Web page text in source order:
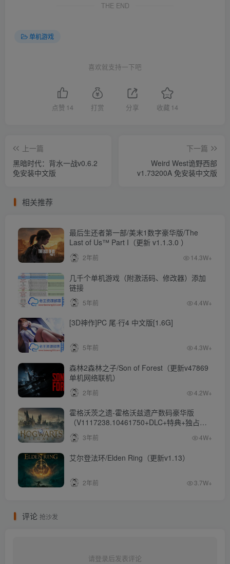
THE END
单机游戏
喜欢就支持一下吧
点赞 14 打赏 分享 收藏 14
上一篇
黑暗时代：背水一战v0.6.2
免安装中文版
下一篇
Weird West诡野西部
v1.73200A 免安装中文版
相关推荐
最后生还者第一部/美末1数字豪华版/The
Last of Us™ Part I（更新 v1.1.3.0 ）
2年前 14.3W+
几千个单机游戏（附激活码、修改器）添加
链接
5年前 4.4W+
[3D神作]PC 尾·行4 中文版[1.6G]
5年前 4.3W+
森林2森林之子/Son of Forest（更新v47869
单机网络联机）
2年前 4.2W+
霍格沃茨之遗-霍格沃兹遗产数码豪华版
（V1117238.10461750+DLC+特典+独占内
容）
3年前 4W+
艾尔登法环/Elden Ring（更新v1.13）
2年前 3.7W+
评论 抢沙发
请登录后发表评论